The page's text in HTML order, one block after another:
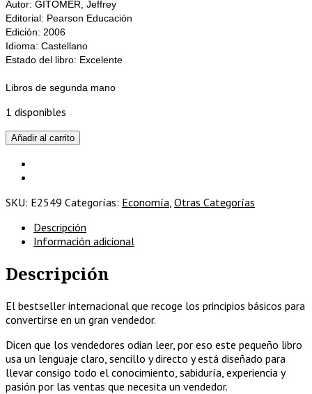
Autor: GITOMER, Jeffrey
Editorial: Pearson Educación
Edición: 2006
Idioma: Castellano
Estado del libro: Excelente
Libros de segunda mano
1 disponibles
El
pequeño
libro
rojo
la
cantidad
Añadir al carrito
SKU: E2549 Categorías: Economía Otras Categorías
Descripción
Información adicional
Descripción
El bestseller internacional que recoge los principios básicos para
convertirse en un gran vendedor.
Dicen que los vendedores odian leer, por eso este pequeño libro
usa un lenguaje claro, sencillo y directo y está diseñado para
llevar consigo todo el conocimiento, sabiduría, experiencia y
pasión por las ventas que necesita un vendedor.